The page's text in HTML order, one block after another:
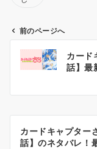
ビ
前のページへ
カード
話】最
カードキャプター
話】のネタバレ！